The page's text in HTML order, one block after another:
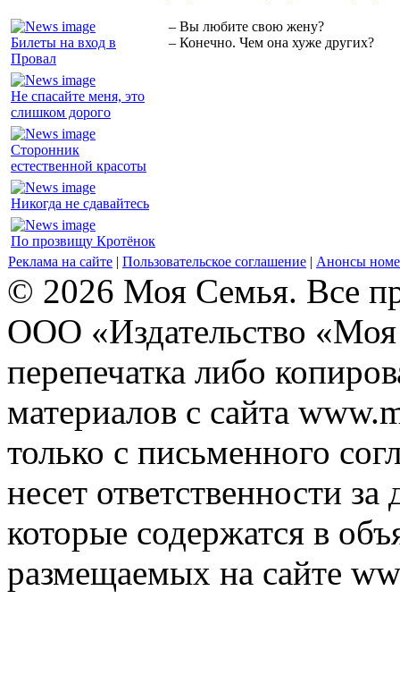
Билеты на вход в
Провал
Не спасайте меня, это
слишком дорого
Сторонник
естественной красоты
Никогда не сдавайтесь
По прозвищу Кротёнок
– Вы любите свою жену?
– Конечно. Чем она хуже других?
Реклама на сайте | Пользовательское соглашение | Анонсы
© 2026 Моя Семья. Все
ООО «Издательство
перепечатка либо
материалов с сайта
только с письменного
несет ответственности
которые содержатся в
размещаемых на сайте